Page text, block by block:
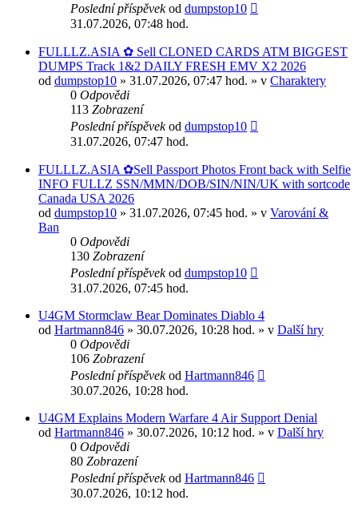
Poslední příspěvekod dumpstop10
31.07.2026, 07:48 hod.
FULLLZ.ASIA ✿ Sell CLONED CARDS ATM BIGGEST
DUMPS Track 1&2 DAILY FRESH EMV X2 2026
od dumpstop10 » 31.07.2026, 07:47 hod. » v Charaktery
0 Odpovědi
113 Zobrazení
Poslední příspěvekod dumpstop10
31.07.2026, 07:47 hod.
FULLLZ.ASIA ✿Sell Passport Photos Front back with Selfie
INFO FULLZ SSN/MMN/DOB/SIN/NIN/UK with sortcode
Canada USA 2026
od dumpstop10 » 31.07.2026, 07:45 hod. » v Varování &
Ban
0 Odpovědi
130 Zobrazení
Poslední příspěvekod dumpstop10
31.07.2026, 07:45 hod.
U4GM Stormclaw Bear Dominates Diablo 4
od Hartmann846 » 30.07.2026, 10:28 hod. » v Další hry
0 Odpovědi
106 Zobrazení
Poslední příspěvekod Hartmann846
30.07.2026, 10:28 hod.
U4GM Explains Modern Warfare 4 Air Support Denial
od Hartmann846 » 30.07.2026, 10:12 hod. » v Další hry
0 Odpovědi
80 Zobrazení
Poslední příspěvekod Hartmann846
30.07.2026, 10:12 hod.